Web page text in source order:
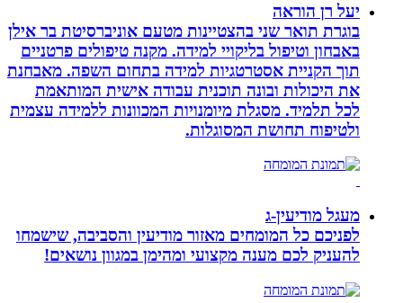
יעל רן הוראה
בוגרת תואר שני בהצטיינות מטעם אוניברסיטת בר אילן
באבחון וטיפול בליקויי למידה. מקנה טיפולים פרטניים
תוך הקניית אסטרטגיות למידה בתחום השפה. מאבחנת
את היכולות ובונה תוכנית עבודה אישית המותאמת
לכל תלמיד. מסגלת מיומנויות המכוונות ללמידה עצמית
ולטיפוח תחושת המסוגלות.
מעגל מודיעין-ג
לפניכם כל המומחים מאזור מודיעין והסביבה, שישמחו
להעניק לכם מענה מקצועי ומהימן במגוון נושאים!